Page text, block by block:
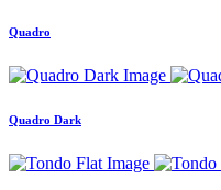
Quadro
Quadro Dark